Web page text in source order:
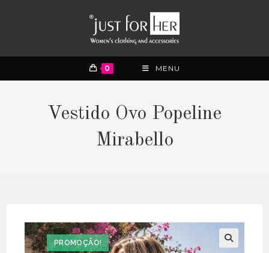
0 MENU
Vestido Ovo Popeline
Mirabello
PROMOÇÃO!